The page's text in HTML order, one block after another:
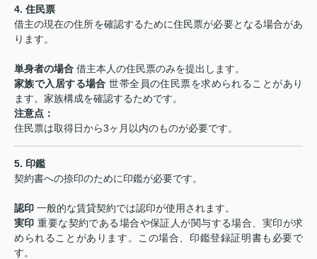
4. 住民票
借主の現在の住所を確認するために住民票が必要となる場合があ
ります。
単身者の場合 借主本人の住民票のみを提出します。
家族で入居する場合 世帯全員の住民票を求められることがあり
ます。家族構成を確認するためです。
注意点：
住民票は取得日から3ヶ月以内のものが必要です。
5. 印鑑
契約書への捺印のために印鑑が必要です。
認印 一般的な賃貸契約では認印が使用されます。
実印 重要な契約である場合や保証人が関与する場合、実印が求
められることがあります。この場合、印鑑登録証明書も必要で
す。